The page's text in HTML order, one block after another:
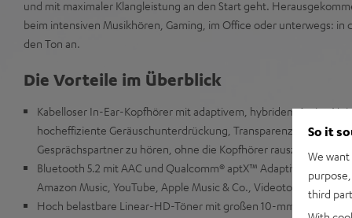
und mit maximaler Klangleistung an den Start geht.
beim intensiven Musikhören, Gaming, im Office oder unterwegs: in
den Ton an.
Die Vorteile im Überblick
Kabelloser In-Ear-Kopfhörer mit adaptivem, hybridem Active
hocheffiziente Geräuschunterdrückung, Transparenzmodus
Gesprächspartner zu hören, ohne die Kopfhörer rauszunehmen
Bluetooth 5.2 mit AAC und Qualcomm® aptX™ Adaptive für
Amazon Music, YouTube, Apple Music & Co., Videoton wird
Hoch belastbare Linear-HD-Töner mit großen 10-mm-
So it
We
third